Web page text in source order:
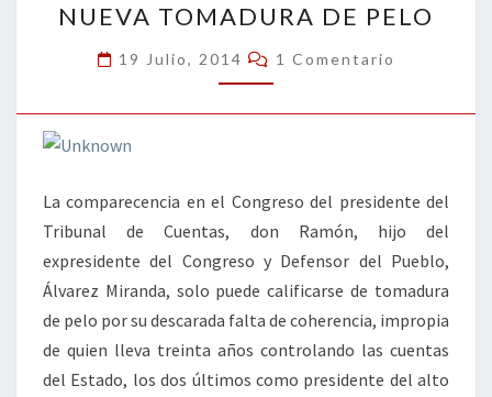
TOMADURA
DE
PELO
NUEVA TOMADURA DE PELO
19 Julio, 2014 Comentarios
1 Comentario
La comparecencia en el Congreso del presidente del
Tribunal de Cuentas, don Ramón, hijo del
expresidente del Congreso y Defensor del Pueblo,
Álvarez Miranda, solo puede calificarse de tomadura
de pelo por su descarada falta de coherencia, impropia
de quien lleva treinta años controlando las cuentas
del Estado, los dos últimos como presidente del alto